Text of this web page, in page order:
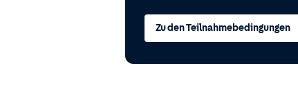
Zu den Teilnahmebedingungen